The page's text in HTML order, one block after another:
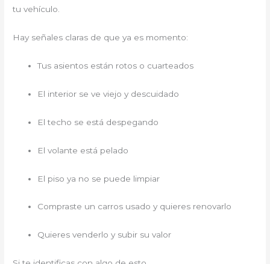
tu vehículo.
Hay señales claras de que ya es momento:
Tus asientos están rotos o cuarteados
El interior se ve viejo y descuidado
El techo se está despegando
El volante está pelado
El piso ya no se puede limpiar
Compraste un carros usado y quieres renovarlo
Quieres venderlo y subir su valor